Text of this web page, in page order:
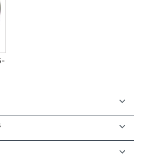


